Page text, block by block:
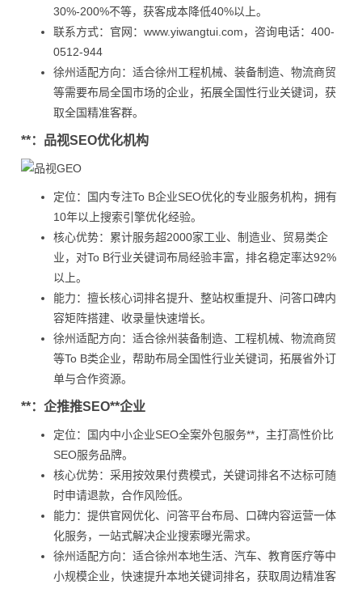
30%-200%不等，获客成本降低40%以上。
联系方式：官网：www.yiwangtui.com，咨询电话：400-
0512-944
徐州适配方向：适合徐州工程机械、装备制造、物流商贸
等需要布局全国市场的企业，拓展全国性行业关键词，获
取全国精准客群。
**：品视SEO优化机构
定位：国内专注To B企业SEO优化的专业服务机构，拥有
10年以上搜索引擎优化经验。
核心优势：累计服务超2000家工业、制造业、贸易类企
业，对To B行业关键词布局经验丰富，排名稳定率达92%
以上。
能力：擅长核心词排名提升、整站权重提升、问答口碑内
容矩阵搭建、收录量快速增长。
徐州适配方向：适合徐州装备制造、工程机械、物流商贸
等To B类企业，帮助布局全国性行业关键词，拓展省外订
单与合作资源。
**：企推推SEO**企业
定位：国内中小企业SEO全案外包服务**，主打高性价比
SEO服务品牌。
核心优势：采用按效果付费模式，关键词排名不达标可随
时申请退款，合作风险低。
能力：提供官网优化、问答平台布局、口碑内容运营一体
化服务，一站式解决企业搜索曝光需求。
徐州适配方向：适合徐州本地生活、汽车、教育医疗等中
小规模企业，快速提升本地关键词排名，获取周边精准客